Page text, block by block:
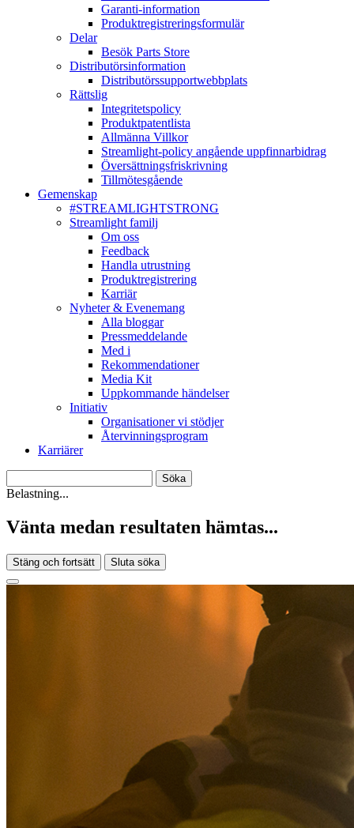
Garanti-information
Produktregistreringsformulär
Delar
Besök Parts Store
Distributörsinformation
Distributörssupportwebbplats
Rättslig
Integritetspolicy
Produktpatentlista
Allmänna Villkor
Streamlight-policy angående uppfinnarbidrag
Översättningsfriskrivning
Tillmötesgående
Gemenskap
#STREAMLIGHTSTRONG
Streamlight familj
Om oss
Feedback
Handla utrustning
Produktregistrering
Karriär
Nyheter & Evenemang
Alla bloggar
Pressmeddelande
Med i
Rekommendationer
Media Kit
Uppkommande händelser
Initiativ
Organisationer vi stödjer
Återvinningsprogram
Karriärer
Belastning...
Vänta medan resultaten hämtas...
Stäng och fortsätt Sluta söka